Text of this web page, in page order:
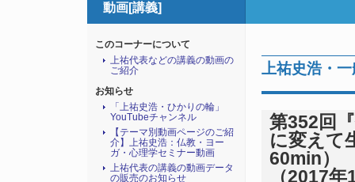
動画[講義]
上祐史浩・
第352回
に変えて
60min）
（2017
このコーナーについて
上祐代表などの講義の動画の
ご紹介
お知らせ
「上祐史浩・ひかりの輪」
YouTubeチャンネル
【テーマ別動画ページのご紹
介】上祐史浩：仏教・ヨー
ガ・心理学セミナー動画
上祐代表の講義の動画データ
の販売のお知らせ